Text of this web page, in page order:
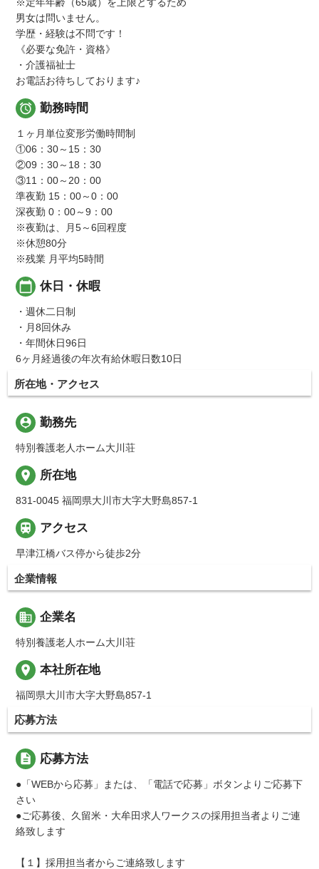
男女は問いません。
学歴・経験は不問です！
《必要な免許・資格》
・介護福祉士
お電話お待ちしております♪
 勤務時間
１ヶ月単位変形労働時間制
①06：30～15：30
②09：30～18：30
③11：00～20：00
準夜勤 15：00～0：00
深夜勤 0：00～9：00
※夜勤は、月5～6回程度
※休憩80分
※残業 月平均5時間
calendar_today 休日・休暇
・週休二日制
・月8回休み
・年間休日96日
6ヶ月経過後の年次有給休暇日数10日
所在地・アクセス
person_pin 勤務先
特別養護老人ホーム大川荘
place 所在地
831-0045 福岡県大川市大字大野島857-1
 アクセス
早津江橋バス停から徒歩2分
企業情報
business 企業名
特別養護老人ホーム大川荘
place 本社所在地
福岡県大川市大字大野島857-1
応募方法
description 応募方法
●「WEBから応募」または、「電話で応募」ボタンよりご応募下
さい
●ご応募後、久留米・大牟田求人ワークスの採用担当者よりご連
絡致します
【１】採用担当者からご連絡致します